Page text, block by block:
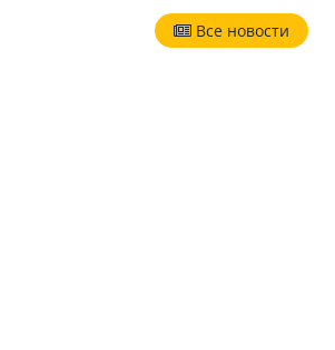
Все новости